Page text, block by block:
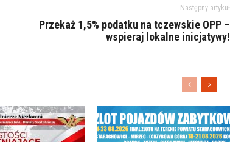
Następny artykuł
Przekaż 1,5% podatku na tczewskie OPP –
wspieraj lokalne inicjatywy!